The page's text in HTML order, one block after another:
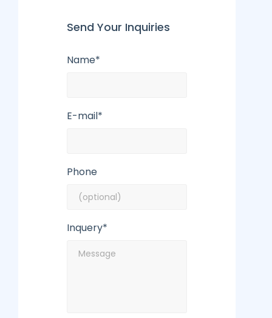
Send Your Inquiries
Name*
E-mail*
Phone
Inquery*